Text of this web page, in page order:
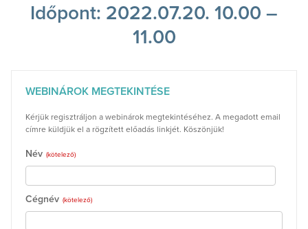
Időpont: 2022.07.20. 10.00 –
11.00
WEBINÁROK MEGTEKINTÉSE
Kérjük regisztráljon a webinárok megtekintéséhez. A megadott email
címre küldjük el a rögzített előadás linkjét. Köszönjük!
Név (kötelező)
Cégnév (kötelező)